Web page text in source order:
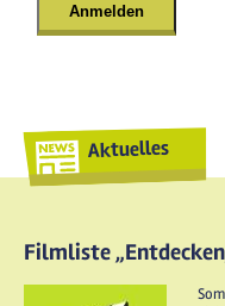
Aktuelles
Filmliste